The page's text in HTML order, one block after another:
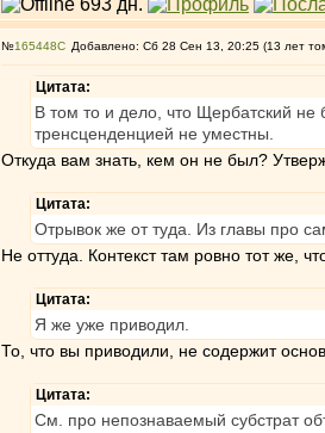
№165448 Добавлено: Сб 28 Сен 13, 20:25 (13 лет
Цитата:
В том то и дело, что Щербатский
тренсценденцией не уместны.
Откуда вам знать, кем он не был?
Цитата:
Отрывок же от туда. Из главы про
Не оттуда. Контекст там ровно тот же,
Цитата:
Я же уже приводил.
То, что вы приводили, не содержит
Цитата:
См. про непознаваемый субстрат